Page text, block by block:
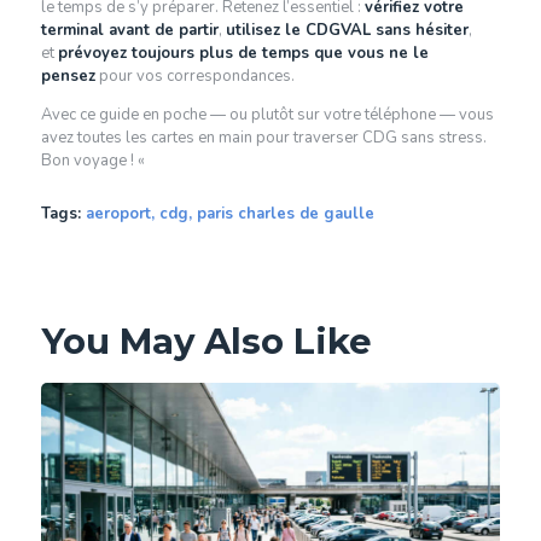
le temps de s’y préparer. Retenez l’essentiel : vérifiez votre
terminal avant de partir, utilisez le CDGVAL sans hésiter,
et prévoyez toujours plus de temps que vous ne le
pensezpour vos correspondances.
Avec ce guide en poche — ou plutôt sur votre téléphone — vous
avez toutes les cartes en main pour traverser CDG sans stress.
Bon voyage ! «
Tags: aeroport, cdg, paris charles de gaulle
You May Also Like